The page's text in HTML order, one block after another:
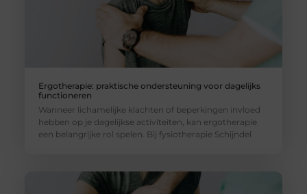
Ergotherapie: praktische ondersteuning voor dagelijks
functioneren
Wanneer lichamelijke klachten of beperkingen invloed
hebben op je dagelijkse activiteiten, kan ergotherapie
een belangrijke rol spelen. Bij fysiotherapie Schijndel